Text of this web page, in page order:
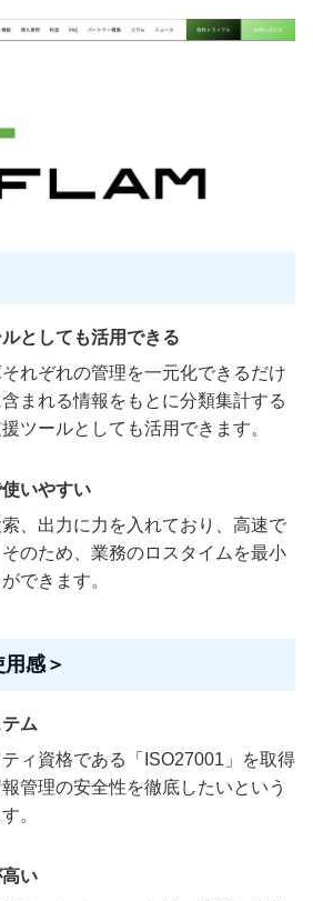
としても活用できる
れぞれの管理を一元化できるだけ
まれる情報をもとに分類集計する
ツールとしても活用できます。
いやすい
、出力に力を入れており、高速で
のため、業務のロスタイムを最小
できます。
感＞
ム
ィ資格である「ISO27001」を取得
管理の安全性を徹底したいという
。
い